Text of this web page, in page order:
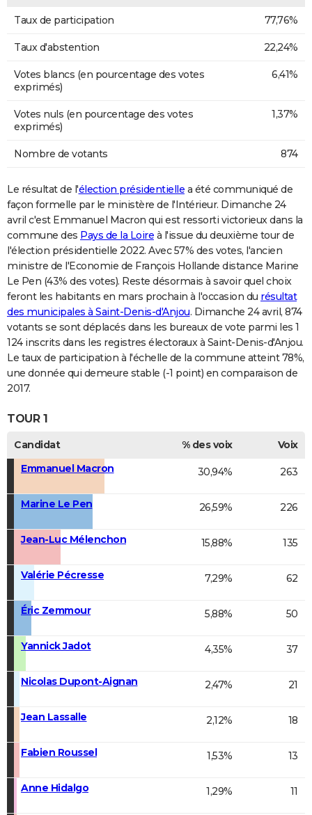
Taux de participation 77,76%
Taux d'abstention 22,24%
Votes blancs (en pourcentage des votes
exprimés)
6,41%
Votes nuls (en pourcentage des votes
exprimés)
1,37%
Nombre de votants 874
Le résultat de l'élection présidentielle a été communiqué de
façon formelle par le ministère de l'Intérieur. Dimanche 24
avril c'est Emmanuel Macron qui est ressorti victorieux dans la
commune des Pays de la Loire à l'issue du deuxième tour de
l'élection présidentielle 2022. Avec 57% des votes, l'ancien
ministre de l'Economie de François Hollande distance Marine
Le Pen (43% des votes). Reste désormais à savoir quel choix
feront les habitants en mars prochain à l'occasion du résultat
des municipales à Saint-Denis-d'Anjou. Dimanche 24 avril, 874
votants se sont déplacés dans les bureaux de vote parmi les 1
124 inscrits dans les registres électoraux à Saint-Denis-d'Anjou.
Le taux de participation à l'échelle de la commune atteint 78%,
une donnée qui demeure stable (-1 point) en comparaison de
2017.
TOUR 1
Candidat % des voix
Voix
Emmanuel Macron
30,94% 263
Marine Le Pen 26,59% 226
Jean-Luc Mélenchon 15,88% 135
Valérie Pécresse 7,29% 62
Éric Zemmour 5,88% 50
Yannick Jadot 4,35% 37
Nicolas Dupont-Aignan 2,47% 21
Jean Lassalle 2,12% 18
Fabien Roussel 1,53% 13
Anne Hidalgo 1,29% 11